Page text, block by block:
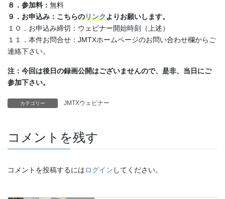
８．参加料： 無料
９．お申込み：こちらのリンクよりお願いします。
１０．お申込み締切：ウェビナー開始時刻（上述）
１１．本件お問合せ：JMTXホームページのお問い合わせ欄からご
連絡下さい。
注：今回は後日の録画公開はございませんので、是非、当日にご
参加下さい。
カテゴリー JMTXウェビナー
コメントを残す
コメントを投稿するにはログイン してください。